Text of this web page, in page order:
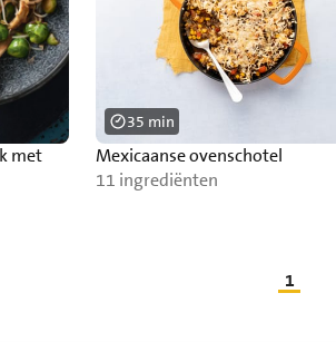
met
Mexicaanse ovenschotel
11 ingrediënten
35 min
1